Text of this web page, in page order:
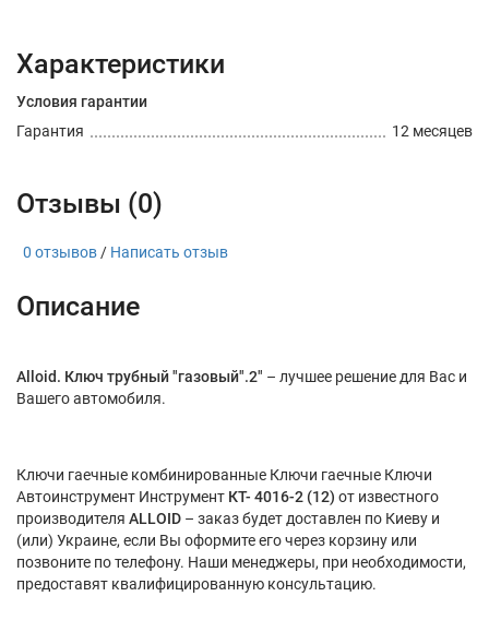
Характеристики
Условия гарантии
Гарантия
12 месяцев
Отзывы (0)
0 отзывов / Написать отзыв
Описание
Alloid. Ключ трубный "газовый".2" – лучшее решение для Вас и
Вашего автомобиля.
Ключи гаечные комбинированные Ключи гаечные Ключи
Автоинструмент Инструмент КТ- 4016-2 (12) от известного
производителя ALLOID – заказ будет доставлен по Киеву и
(или) Украине, если Вы оформите его через корзину или
позвоните по телефону. Наши менеджеры, при необходимости,
предоставят квалифицированную консультацию.